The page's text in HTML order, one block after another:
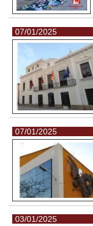
07/01/2025
07/01/2025
03/01/2025